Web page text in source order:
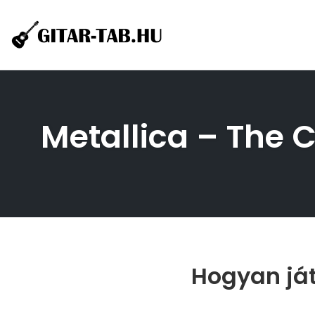
Metallica – The
Hogyan